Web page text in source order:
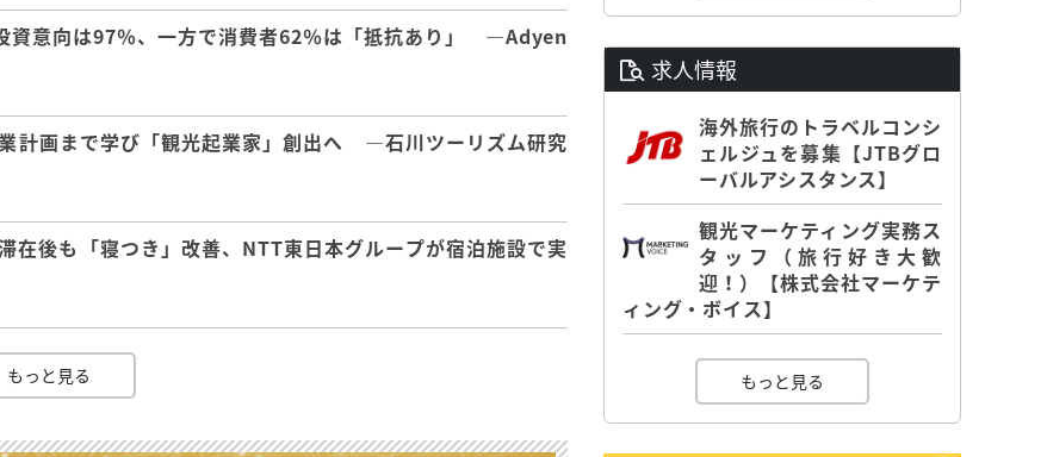
資意向は97％、一方で消費者62％は「抵抗あり」 ―Adyen
計画まで学び「観光起業家」創出へ ―石川ツーリズム研究
在後も「寝つき」改善、NTT東日本グループが宿泊施設で実
もっと見る
求人情報
海外旅行のトラベルコンシ
ェルジュを募集【JTBグロ
ーバルアシスタンス】
観光マーケティング実務ス
タッフ（旅行好き大歓
迎！）【株式会社マーケテ
ィング・ボイス】
もっと見る